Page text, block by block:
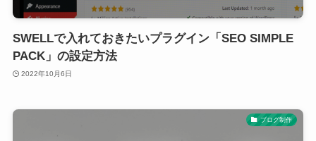
SWELLで入れておきたいプラグイン「SEO SIMPLE
PACK」の設定方法
2022年10月6日
ブログ制作